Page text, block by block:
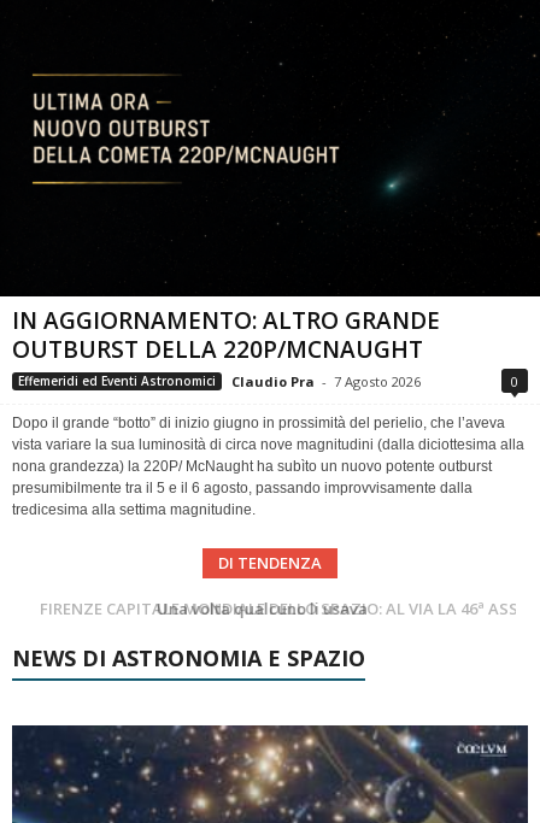
IN AGGIORNAMENTO: ALTRO GRANDE
OUTBURST DELLA 220P/MCNAUGHT
Effemeridi ed Eventi Astronomici Claudio Pra - 7 Agosto 2026 0
Dopo il grande “botto” di inizio giugno in prossimità del perielio, che l’aveva
vista variare la sua luminosità di circa nove magnitudini (dalla diciottesima alla
nona grandezza) la 220P/ McNaught ha subìto un nuovo potente outburst
presumibilmente tra il 5 e il 6 agosto, passando improvvisamente dalla
tredicesima alla settima magnitudine.
DI TENDENZA
FIRENZE CAPITALE MONDIALE DELLO SPAZIO: AL VIA LA 46ª ASSEMBLEA SCIENTIFICA DEL COSPAR
Cielo del Mese di Agosto 2026
NEWS DI ASTRONOMIA E SPAZIO